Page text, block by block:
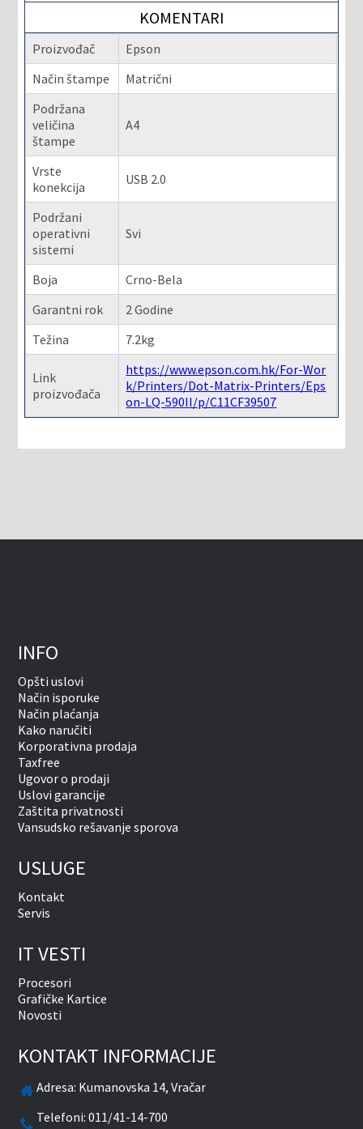
KOMENTARI
Proizvođač
Epson
Način štampe
Matrični
Podržana
veličina
štampe
A4
Vrste
konekcija
USB 2.0
Podržani
operativni
sistemi
Svi
Boja
Crno-Bela
Garantni rok
2 Godine
Težina
7.2kg
Link
proizvođača
https://www.epson.com.hk/For-Wor
k/Printers/Dot-Matrix-Printers/Eps
on-LQ-590II/p/C11CF39507
INFO
Opšti uslovi
Način isporuke
Način plaćanja
Kako naručiti
Korporativna prodaja
Taxfree
Ugovor o prodaji
Uslovi garancije
Zaštita privatnosti
Vansudsko rešavanje sporova
USLUGE
Kontakt
Servis
IT VESTI
Procesori
Grafičke Kartice
Novosti
KONTAKT INFORMACIJE
Adresa: Kumanovska 14, Vračar
Telefoni:011/41-14-700